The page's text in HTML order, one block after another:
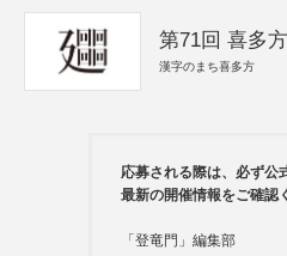
第71回 喜多
漢字のまち喜多方
応募される際は、必ず公
最新の開催情報をご確認
「登竜門」編集部